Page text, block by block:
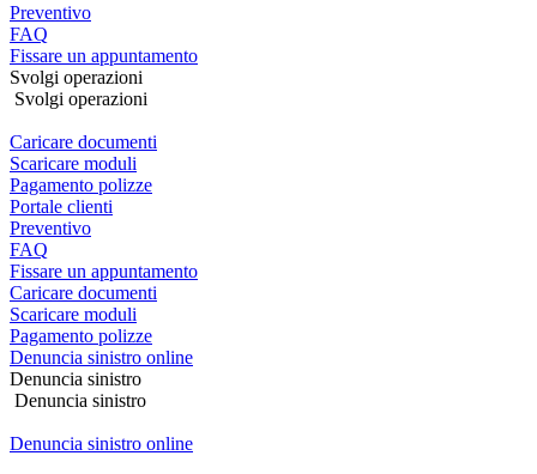
Preventivo
FAQ
Fissare un appuntamento
Svolgi operazioni
Svolgi operazioni
Caricare documenti
Scaricare moduli
Pagamento polizze
Portale clienti
Preventivo
FAQ
Fissare un appuntamento
Caricare documenti
Scaricare moduli
Pagamento polizze
Denuncia sinistro online
Denuncia sinistro
Denuncia sinistro
Denuncia sinistro online